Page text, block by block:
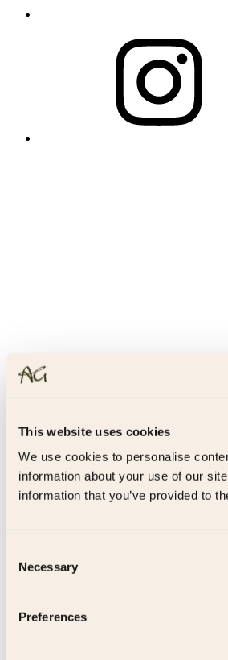
This website uses cookies
We use cookies to personalise
information about your use of our
information that you’ve provided to
Selection
Necessary
Preferences